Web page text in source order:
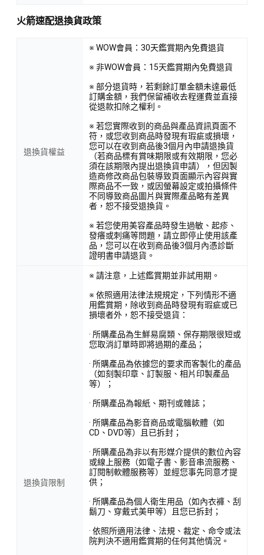
火箭速配退換貨政策
退換貨權益
※ WOW會員：30天鑑賞期內免費退貨
※ 非WOW會員：15天鑑賞期內免費退貨
※ 部分退貨時，若剩餘訂單金額未達最低
訂購金額，我們保留補收去程運費並直接
從退款扣除之權利。
※ 若您實際收到的商品與產品資訊頁面不
符，或您收到商品時發現有瑕疵或損壞，
您可以在收到商品後3個月內申請退換貨
（若商品標有賞味期限或有效期限，您必
須在該期限內提出退換貨申請），但因製
造商修改商品包裝導致頁面顯示內容與實
際商品不一致，或因螢幕設定或拍攝條件
不同導致商品圖片與實際產品略有差異
者，恕不接受退換貨。
※ 若您使用美容產品時發生過敏、起疹、
發癢或刺痛等問題，請立即停止使用該產
品，您可以在收到商品後3個月內憑診斷
證明書申請退貨。
退換貨限制
※ 請注意，上述鑑賞期並非試用期。
※ 依照適用法律法規規定，下列情形不適
用鑑賞期，除收到商品時發現有瑕疵或已
損壞者外，恕不接受退貨：
· 所購產品為生鮮易腐類、保存期限很短或
您取消訂單時即將過期的產品；
· 所購產品為依據您的要求而客製化的產品
（如刻製印章、訂製服、相片印製產品
等）；
· 所購產品為報紙、期刊或雜誌；
· 所購產品為影音商品或電腦軟體（如
CD、DVD等）且已拆封；
· 所購產品為非以有形媒介提供的數位內容
或線上服務（如電子書、影音串流服務、
訂閱制軟體服務等）並經您事先同意才提
供；
· 所購產品為個人衛生用品（如內衣褲、刮
鬍刀、穿戴式美甲等）且您已拆封；
· 依照所適用法律、法規、裁定、命令或法
院判決不適用鑑賞期的任何其他情況。